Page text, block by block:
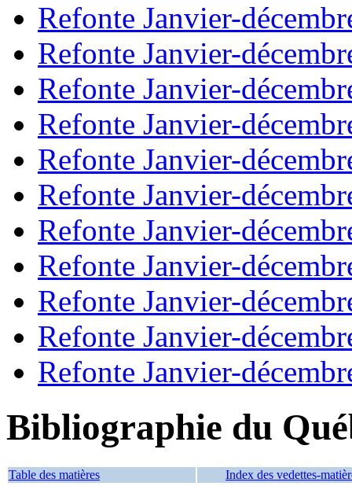
Refonte Janvier-
Refonte Janvier-
Refonte Janvier-
Refonte Janvier-
Refonte Janvier-
Refonte Janvier-
Refonte Janvier-
Refonte Janvier-
Refonte Janvier-
Refonte Janvier-
Refonte Janvier-
Bibliographie du
Table des matières Index des vedettes-